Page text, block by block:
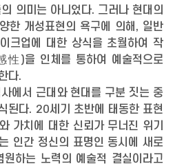
의미는 아니었다. 그러나 현대의
한 개성표현의 욕구에 의해, 일반
크업에 대한 상식을 초월하여 작
性)을 인체를 통하여 예술적으로
다.
에서 근대와 현대를 구분 짓는 중
된다. 20세기 초반에 태동한 표현
가치에 대한 신뢰가 무너진 위기
인간 정신의 표명인 동시에 새로
하는 노력의 예술적 결실이라고